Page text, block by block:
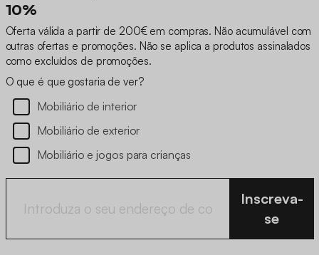
10%
Oferta válida a partir de 200€ em compras. Não acumulável com
outras ofertas e promoções. Não se aplica a produtos assinalados
como excluídos de promoções.
O que é que gostaria de ver?
Mobiliário de interior
Mobiliário de exterior
Mobiliário e jogos para crianças
Inscreva-
se